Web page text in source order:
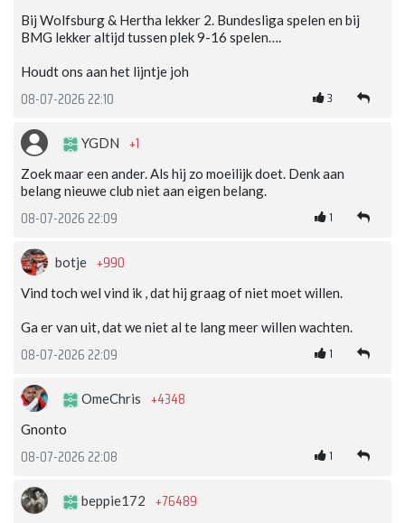
Bij Wolfsburg & Hertha lekker 2. Bundesliga spelen en bij
BMG lekker altijd tussen plek 9-16 spelen….
Houdt ons aan het lijntje joh
08-07-2026 22:10 3
YGDN +1
Zoek maar een ander. Als hij zo moeilijk doet. Denk aan
belang nieuwe club niet aan eigen belang.
08-07-2026 22:09 1
botje +990
Vind toch wel vind ik , dat hij graag of niet moet willen.
Ga er van uit, dat we niet al te lang meer willen wachten.
08-07-2026 22:09 1
OmeChris +4348
Gnonto
08-07-2026 22:08 1
beppie172 +76489